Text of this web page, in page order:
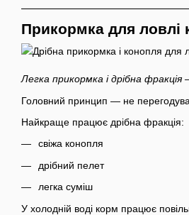
Прикормка для ловлі
Легка прикормка і дрібна
Головний принцип — не
Найкраще працює дрібна фракція:
свіжа конопля
дрібний пелет
легка суміш
У холодній воді корм працює